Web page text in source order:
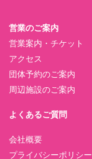
営業のご案内
営業案内・チケット
アクセス
団体予約のご案内
周辺施設のご案内
よくあるご質問
会社概要
プライバシーポリシー